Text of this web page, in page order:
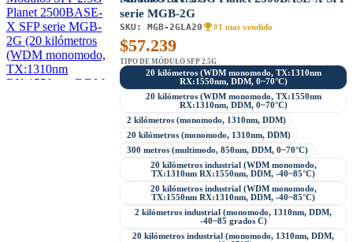
serie MGB-2G
SKU: MGB-2GLA20 #1 mas vendido
$57.239
TIPO DE MÓDULO SFP 2.5G
20 kilómetros (WDM monomodo, TX:1310nm
RX:1550nm, DDM, 0~70°C)
20 kilómetros (WDM monomodo, TX:1550nm
RX:1310nm, DDM, 0~70°C)
2 kilómetros (monomodo, 1310nm, DDM)
20 kilómetros (monomodo, 1310nm, DDM)
300 metros (multimodo, 850nm, DDM, 0~70°C)
20 kilómetros industrial (WDM monomodo,
TX:1310nm RX:1550nm, DDM, -40~85°C)
20 kilómetros industrial (WDM monomodo,
TX:1550nm RX:1310nm, DDM, -40~85°C)
2 kilómetros industrial (monomodo, 1310nm, DDM,
-40~85 grados C)
20 kilómetros industrial (monomodo, 1310nm, DDM,